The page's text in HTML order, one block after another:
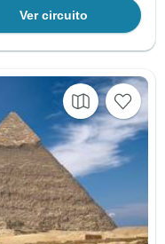
Ver circuito